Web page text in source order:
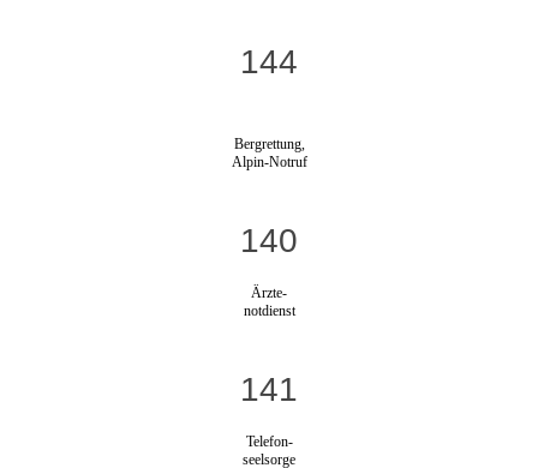
144
Bergrettung,
Alpin-Notruf
140
Ärzte-
notdienst
141
Telefon-
seelsorge